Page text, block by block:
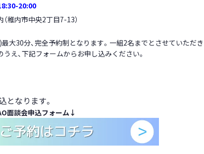
20:00
（稚内市中央2丁目7-13）
大30分、完全予約制となります。一組2名までとさせていただ
え、下記フォームからお申し込みください。
となります。
面談会申込フォーム↓